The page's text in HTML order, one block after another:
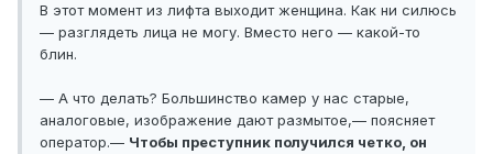
В этот момент из лифта выходит женщина. Как ни силюсь
— разглядеть лица не могу. Вместо него — какой-то
блин.
— А что делать? Большинство камер у нас старые,
аналоговые, изображение дают размытое,— поясняет
оператор.— Чтобы преступник получился четко, он